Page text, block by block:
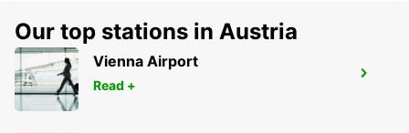
FIGARI AIRPORT
FIGARI - FRANCE
Our top stations in Austria
Vienna Airport
Read +